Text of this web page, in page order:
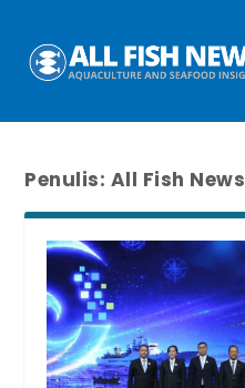
Penulis: All Fish News